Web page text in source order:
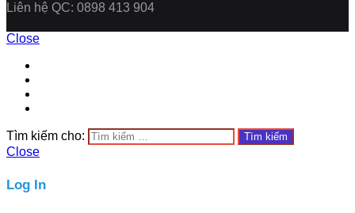
Liên hệ QC: 0898 413 904
Close
Tìm kiếm cho:
Close
Log In